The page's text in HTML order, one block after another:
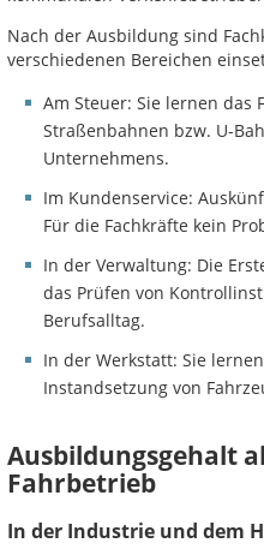
Nach der Ausbildung sind
verschiedenen Bereichen
Am Steuer: Sie lernen das
Straßenbahnen bzw. U-
Unternehmens.
Im Kundenservice:
Für die Fachkräfte kein
In der Verwaltung: Die
das Prüfen von
Berufsalltag.
In der Werkstatt: Sie
Instandsetzung von
Ausbildungsgehalt
Fahrbetrieb
In der Industrie und dem